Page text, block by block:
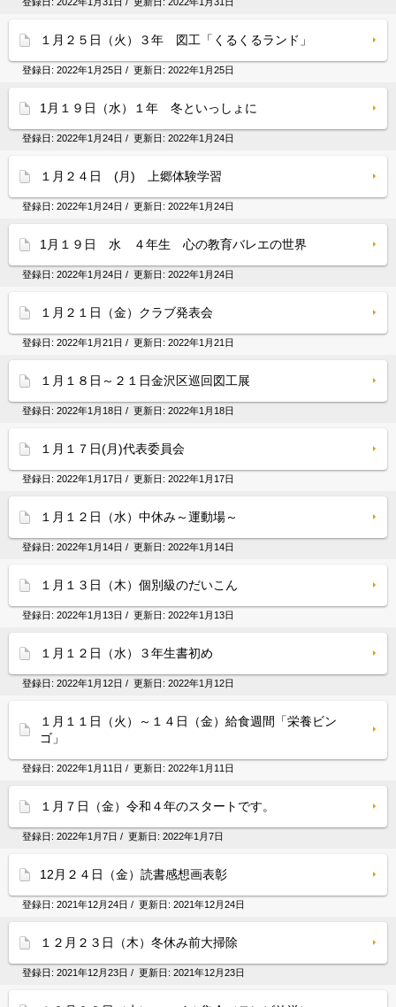
１月２５日（火）３年 図工「くるくるランド」
登録日: 2022年1月25日 / 更新日: 2022年1月25日
1月１９日（水）１年 冬といっしょに
登録日: 2022年1月24日 / 更新日: 2022年1月24日
１月２４日 (月) 上郷体験学習
登録日: 2022年1月24日 / 更新日: 2022年1月24日
1月１９日 水 ４年生 心の教育バレエの世界
登録日: 2022年1月24日 / 更新日: 2022年1月24日
１月２１日（金）クラブ発表会
登録日: 2022年1月21日 / 更新日: 2022年1月21日
１月１８日～２１日金沢区巡回図工展
登録日: 2022年1月18日 / 更新日: 2022年1月18日
１月１７日(月)代表委員会
登録日: 2022年1月17日 / 更新日: 2022年1月17日
１月１２日（水）中休み～運動場～
登録日: 2022年1月14日 / 更新日: 2022年1月14日
１月１３日（木）個別級のだいこん
登録日: 2022年1月13日 / 更新日: 2022年1月13日
１月１２日（水）３年生書初め
登録日: 2022年1月12日 / 更新日: 2022年1月12日
１月１１日（火）～１４日（金）給食週間「栄養ビン
ゴ」
登録日: 2022年1月11日 / 更新日: 2022年1月11日
１月７日（金）令和４年のスタートです。
登録日: 2022年1月7日 / 更新日: 2022年1月7日
12月２４日（金）読書感想画表彰
登録日: 2021年12月24日 / 更新日: 2021年12月24日
１２月２３日（木）冬休み前大掃除
登録日: 2021年12月23日 / 更新日: 2021年12月23日